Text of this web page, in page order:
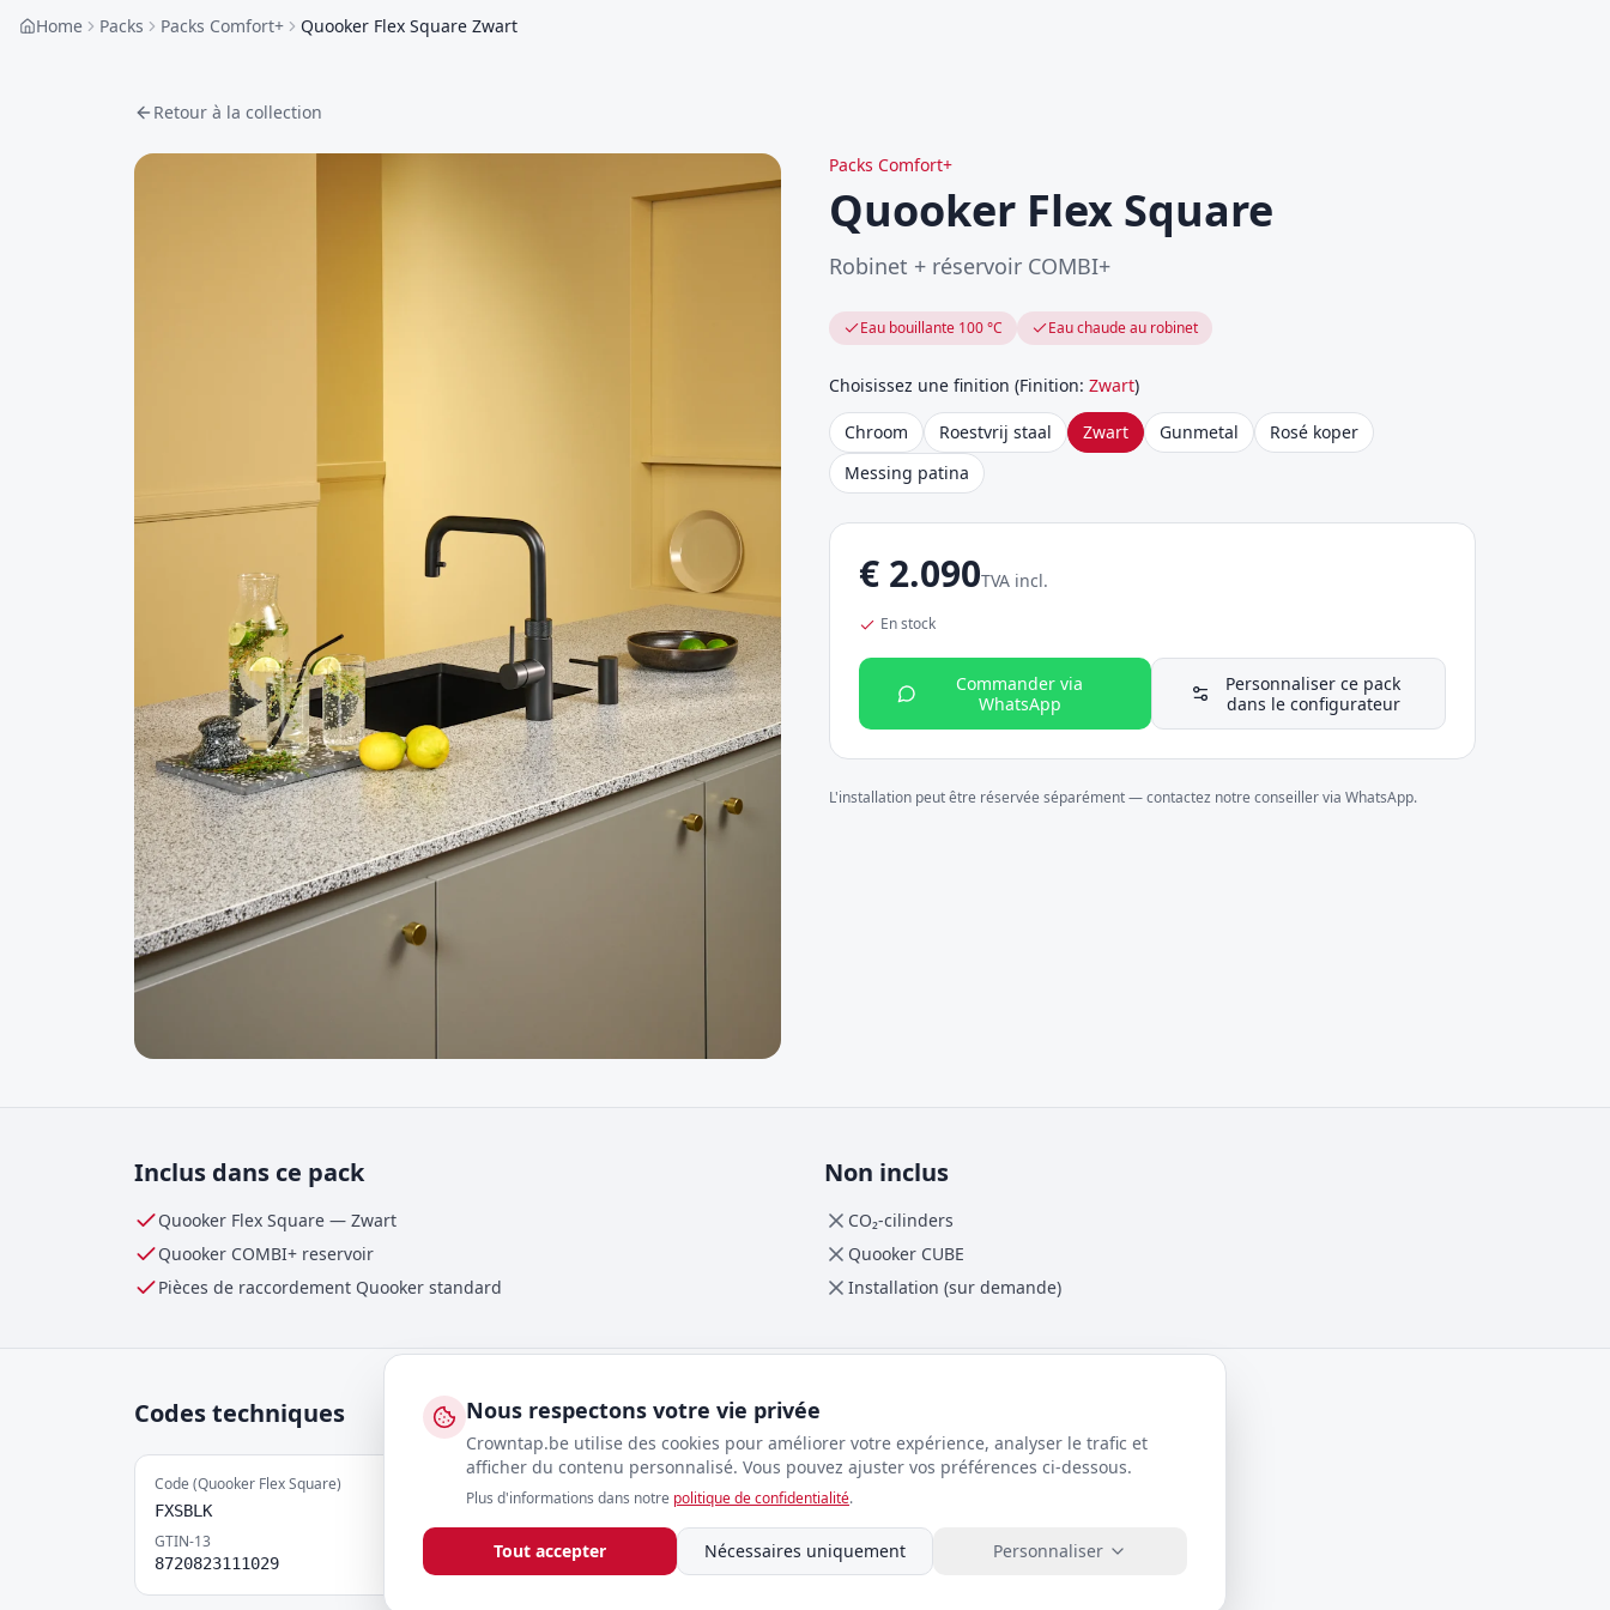
Home Packs Packs Comfort+ Quooker Flex Square Zwart
Retour à la collection
Packs Comfort+
Quooker Flex Square
Robinet + réservoir COMBI+
Eau bouillante 100 °C Eau chaude au robinet
Choisissez une finition (Finition: Zwart)
Chroom Roestvrij staal Zwart Gunmetal
Rosé koper
Messing patina
€ 2.090TVA incl.
En stock
Commander via
WhatsApp
Personnaliser ce pack
dans le configurateur
L'installation peut être réservée séparément — contactez notre conseiller via WhatsApp.
Inclus dans ce pack
Quooker Flex Square — Zwart
Quooker COMBI+ reservoir
Pièces de raccordement Quooker standard
Non inclus
CO₂-cilinders
Quooker CUBE
Installation (sur demande)
Codes techniques
Code (Quooker Flex Square)
FXSBLK
GTIN-13
8720823111029
Code (Reservoir COMBI+)
8720823100658
Nous respectons votre vie privée
Crowntap.be utilise des cookies pour améliorer votre expérience, analyser le trafic et
afficher du contenu personnalisé. Vous pouvez ajuster vos préférences ci-dessous.
Plus d'informations dans notre politique de confidentialité.
Tout accepter Nécessaires uniquement Personnaliser